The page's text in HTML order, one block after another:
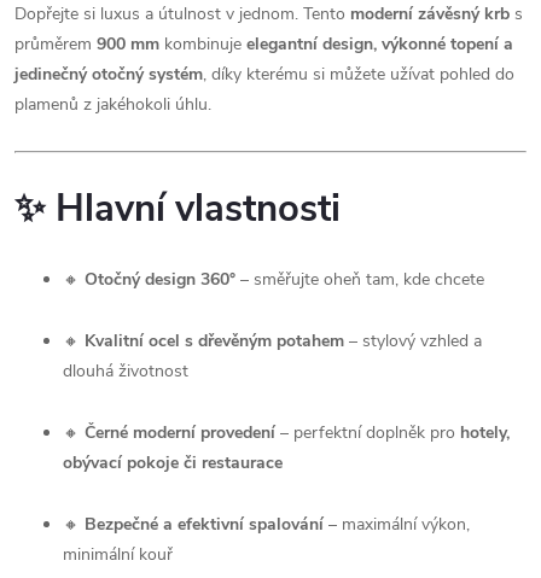
Dopřejte si luxus a útulnost v jednom. Tento moderní závěsný krb s
průměrem 900 mm kombinuje elegantní design, výkonné topení a
jedinečný otočný systém, díky kterému si můžete užívat pohled do
plamenů z jakéhokoli úhlu.
✨ Hlavní vlastnosti
🔸 Otočný design 360° – směřujte oheň tam, kde chcete
🔸 Kvalitní ocel s dřevěným potahem – stylový vzhled a
dlouhá životnost
🔸 Černé moderní provedení – perfektní doplněk pro hotely,
obývací pokoje či restaurace
🔸 Bezpečné a efektivní spalování – maximální výkon,
minimální kouř